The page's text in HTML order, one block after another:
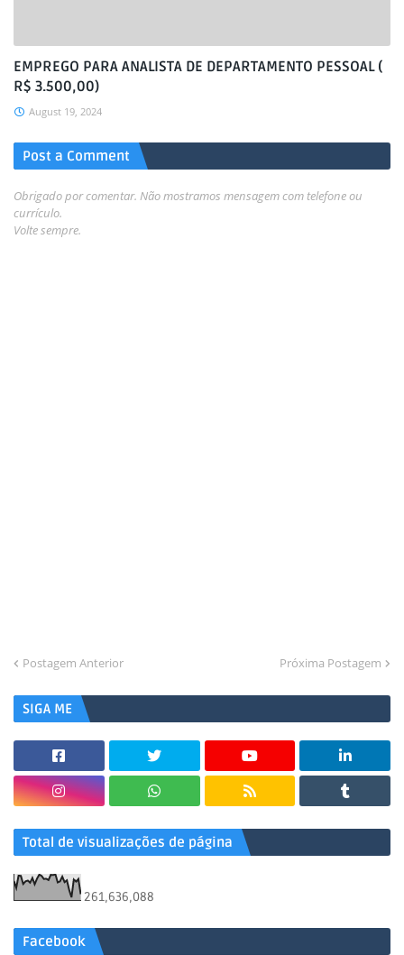
EMPREGO PARA ANALISTA DE DEPARTAMENTO PESSOAL (
R$ 3.500,00)
August 19, 2024
Post a Comment
Obrigado por comentar. Não mostramos mensagem com telefone ou
currículo.
Volte sempre.
Postagem Anterior Próxima Postagem
SIGA ME
Total de visualizações de página
261,636,088
Facebook